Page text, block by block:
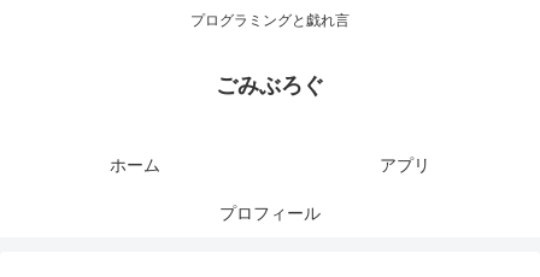
プログラミングと戯れ言
ごみぶろぐ
ホーム アプリ
プロフィール